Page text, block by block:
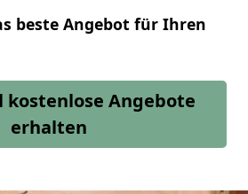
beste Angebot für Ihren
kostenlose Angebote
erhalten